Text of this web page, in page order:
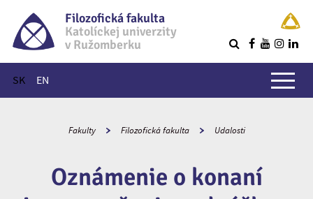
Filozofická fakulta
Katolíckej univerzity
v Ružomberku
SK EN
Hlavné menu
Fakulty Filozofická fakulta Udalosti
Oznámenie o konaní